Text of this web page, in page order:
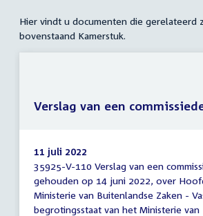
Hier vindt u documenten die gerelateerd
bovenstaand Kamerstuk.
Verslag
van
een
commissiedebat
11 juli 2022
35925-V-110 Verslag van een
gehouden op 14 juni 2022, over
Ministerie van Buitenlandse Zaken -
begrotingsstaat van het Ministerie van
Verslag van een